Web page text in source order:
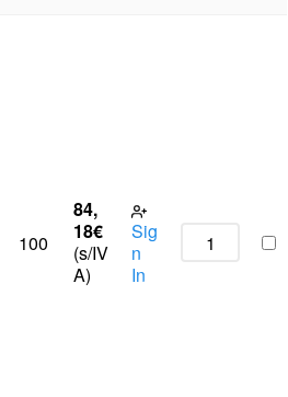
100
84,
18€
(s/IV
A)
Sig
n
In